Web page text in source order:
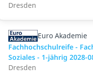
Dresden
Euro Akademie
Fachhochschulreife -
Soziales - 1-jährig 2028-
Dresden